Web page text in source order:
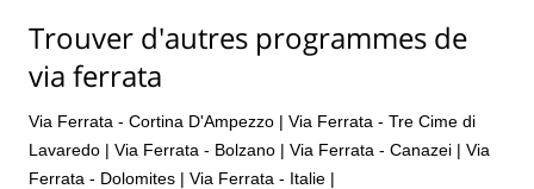
Trouver d'autres programmes de
via ferrata
Via Ferrata - Cortina D'Ampezzo | Via Ferrata - Tre Cime di
Lavaredo | Via Ferrata - Bolzano | Via Ferrata - Canazei | Via
Ferrata - Dolomites | Via Ferrata - Italie |